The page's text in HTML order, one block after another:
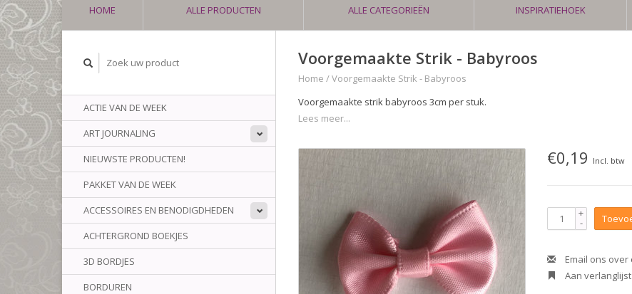
HOME ALLE PRODUCTEN ALLE CATEGORIEËN INSPIRATIEHOEK
ACTIE VAN DE WEEK
ART JOURNALING
NIEUWSTE PRODUCTEN!
PAKKET VAN DE WEEK
ACCESSOIRES EN BENODIGDHEDEN
ACHTERGROND BOEKJES
3D BORDJES
BORDUREN
Voorgemaakte Strik - Babyroos
Home /Voorgemaakte Strik - Babyroos
Voorgemaakte strik babyroos 3cm per stuk.
Lees meer...
€0,19 Incl. btw
+
-
Email ons
Aan